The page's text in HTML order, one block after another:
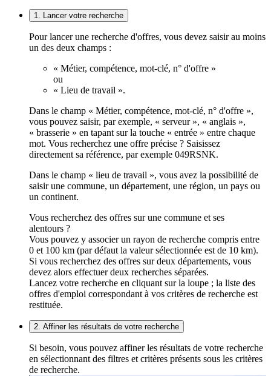
1. Lancer votre recherche
Pour lancer une recherche d'offres, vous devez saisir au moins
un des deux champs :
« Métier, compétence, mot-clé, n° d'offre »
ou
« Lieu de travail ».
Dans le champ « Métier, compétence, mot-clé, n° d'offre »,
vous pouvez saisir, par exemple, « serveur », « anglais »,
« brasserie » en tapant sur la touche « entrée » entre chaque
mot. Vous recherchez une offre précise ? Saisissez
directement sa référence, par exemple 049RSNK.
Dans le champ « lieu de travail », vous avez la possibilité de
saisir une commune, un département, une région, un pays ou
un continent.
Vous recherchez des offres sur une commune et ses
alentours ?
Vous pouvez y associer un rayon de recherche compris entre
0 et 100 km (par défaut la valeur sélectionnée est de 10 km).
Si vous recherchez des offres sur deux départements, vous
devez alors effectuer deux recherches séparées.
Lancez votre recherche en cliquant sur la loupe ; la liste des
offres d'emploi correspondant à vos critères de recherche est
restituée.
2. Affiner les résultats de votre recherche
Si besoin, vous pouvez affiner les résultats de votre recherche
en sélectionnant des filtres et critères présents sous les critères
de recherche.